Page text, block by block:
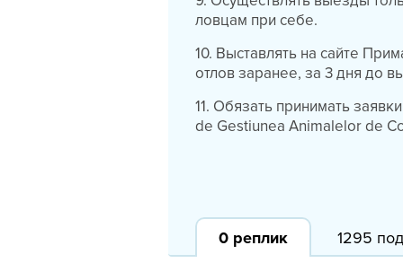
ловцам при себе.
10. Выставлять на сайте
отлов заранее, за 3 дня до
11. Обязать принимать
de Gestiunea Animalelor de
0 реплик 1295